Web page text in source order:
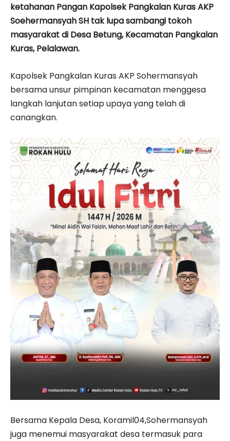
ketahanan Pangan Kapolsek Pangkalan Kuras AKP
Soehermansyah SH tak lupa sambangi tokoh
masyarakat di Desa Betung, Kecamatan Pangkalan
Kuras, Pelalawan.
Kapolsek Pangkalan Kuras AKP Sohermansyah
bersama unsur pimpinan kecamatan menggesa
langkah lanjutan setiap upaya yang telah di
canangkan.
Bersama Kepala Desa, Koramil04,Sohermansyah
juga menemui masyarakat desa termasuk para